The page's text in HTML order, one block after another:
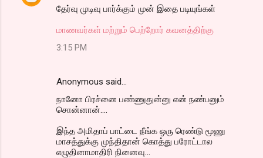
தேர்வு முடிவு பார்க்கும் முன் இதை படியுங்கள்
மாணவர்கள் மற்றும் பெற்றோர் கவனத்திற்கு
3:15 PM
Anonymous said…
நானோ பிரச்னை பண்ணுதுன்னு என் நண்பனும்
சொன்னான்....
இந்த அமிதாப் பாட்டை நீங்க ஒரு ரெண்டு மூணு
மாசத்துக்கு முந்திதான் கொத்து பரோட்டால
எழுதினாமாதிரி நினைவு...